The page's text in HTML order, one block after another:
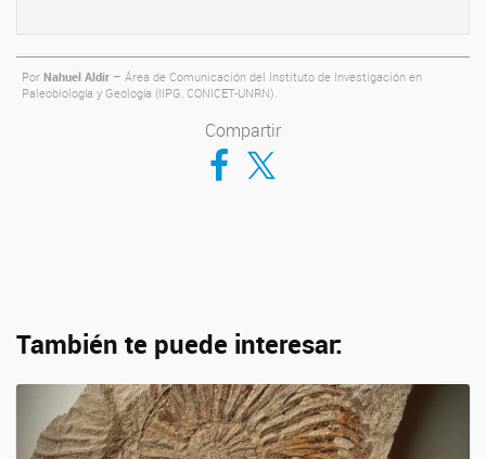
Por Nahuel Aldir – Área de Comunicación del Instituto de Investigación en
Paleobiología y Geología (IIPG, CONICET-UNRN).
Compartir
Compartir en Facebook
Compartir en Twitter
También te puede interesar: